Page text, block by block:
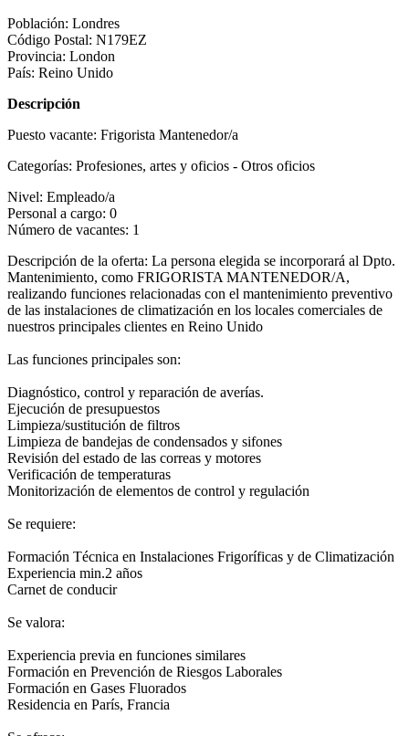
Población: Londres
Código Postal: N179EZ
Provincia: London
País: Reino Unido
Descripción
Puesto vacante: Frigorista Mantenedor/a
Categorías: Profesiones, artes y oficios - Otros oficios
Nivel: Empleado/a
Personal a cargo: 0
Número de vacantes: 1
Descripción de la oferta: La persona elegida se incorporará al Dpto.
Mantenimiento, como FRIGORISTA MANTENEDOR/A,
realizando funciones relacionadas con el mantenimiento preventivo
de las instalaciones de climatización en los locales comerciales de
nuestros principales clientes en Reino Unido
Las funciones principales son:
Diagnóstico, control y reparación de averías.
Ejecución de presupuestos
Limpieza/sustitución de filtros
Limpieza de bandejas de condensados y sifones
Revisión del estado de las correas y motores
Verificación de temperaturas
Monitorización de elementos de control y regulación
Se requiere:
Formación Técnica en Instalaciones Frigoríficas y de Climatización
Experiencia min.2 años
Carnet de conducir
Se valora:
Experiencia previa en funciones similares
Formación en Prevención de Riesgos Laborales
Formación en Gases Fluorados
Residencia en París, Francia